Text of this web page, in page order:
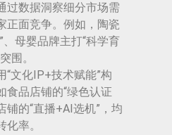
过数据洞察细分市场需
正面竞争。例如，陶瓷
、母婴品牌主打“科学育
围。
“文化IP+技术赋能”构
食品店铺的“绿色认证
铺的“直播+AI选机”，均
率。